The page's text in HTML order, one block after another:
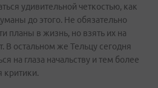
удивительной четкостью, как
до этого. Не обязательно
планы в жизнь, но взять их на
В остальном же Тельцу сегодня
на глаза начальству и тем более
критики.